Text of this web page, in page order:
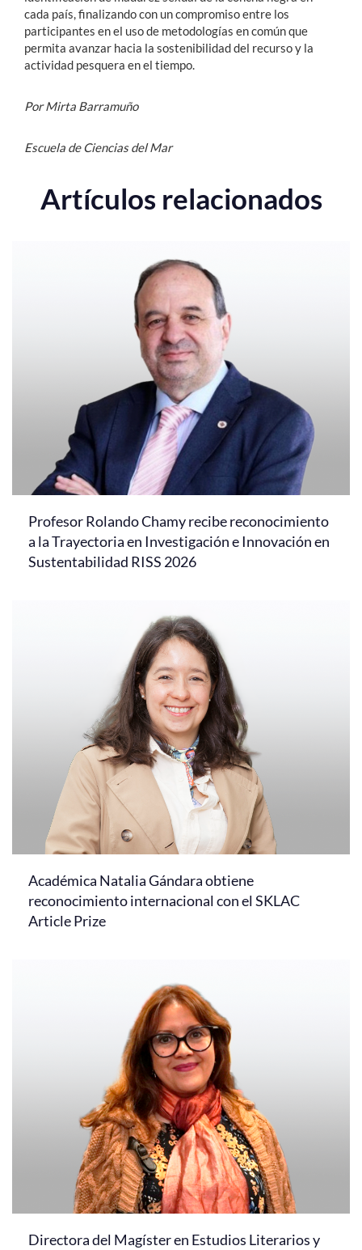
cada país, finalizando con un compromiso entre los
participantes en el uso de metodologías en común que
permita avanzar hacia la sostenibilidad del recurso y la
actividad pesquera en el tiempo.
Por Mirta Barramuño
Escuela de Ciencias del Mar
Artículos relacionados
Profesor Rolando Chamy recibe reconocimiento
a la Trayectoria en Investigación e Innovación en
Sustentabilidad RISS 2026
Académica Natalia Gándara obtiene
reconocimiento internacional con el SKLAC
Article Prize
Directora del Magíster en Estudios Literarios y